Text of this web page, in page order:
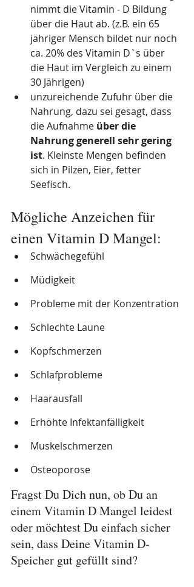
nimmt die Vitamin - D Bildung
über die Haut ab. (z.B. ein 65
jähriger Mensch bildet nur noch
ca. 20% des Vitamin D`s über
die Haut im Vergleich zu einem
30 Jährigen)
unzureichende Zufuhr über die
Nahrung, dazu sei gesagt, dass
die Aufnahme über die
Nahrung generell sehr gering
ist. Kleinste Mengen befinden
sich in Pilzen, Eier, fetter
Seefisch.
Mögliche Anzeichen für
einen Vitamin D Mangel:
Schwächegefühl
Müdigkeit
Probleme mit der Konzentration
Schlechte Laune
Kopfschmerzen
Schlafprobleme
Haarausfall
Erhöhte Infektanfälligkeit
Muskelschmerzen
Osteoporose
Fragst Du Dich nun, ob Du an
einem Vitamin D Mangel leidest
oder möchtest Du einfach sicher
sein, dass Deine Vitamin D-
Speicher gut gefüllt sind?